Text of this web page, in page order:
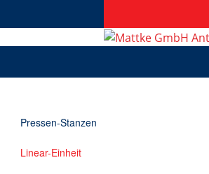
Applikationen
Informationen
Pressen-Stanzen
Linear-Einheit